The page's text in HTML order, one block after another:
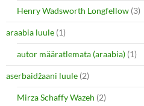
Henry Wadsworth Longfellow (3)
araabia luule (1)
autor määratlemata (araabia) (1)
aserbaidžaani luule (2)
Mirza Schaffy Wazeh (2)